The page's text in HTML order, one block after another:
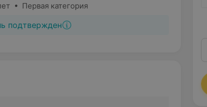
• Первая категория
подтвержден